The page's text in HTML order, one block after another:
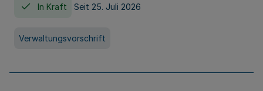
In Kraft Seit 25. Juli 2026
Verwaltungsvorschrift